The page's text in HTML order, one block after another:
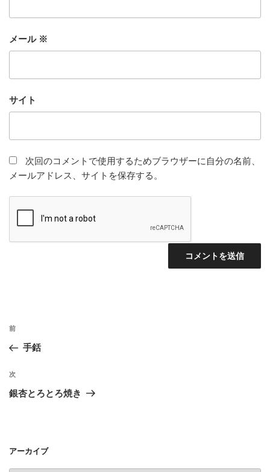
メール ※
サイト
次回のコメントで使用するためブラウザーに自分の名前、
メールアドレス、サイトを保存する。
投
ナ
ビ
ゲ
ン
前
の
稿
前
手銛
次
の
次
銀杏とろとろ焼き
アーカイブ